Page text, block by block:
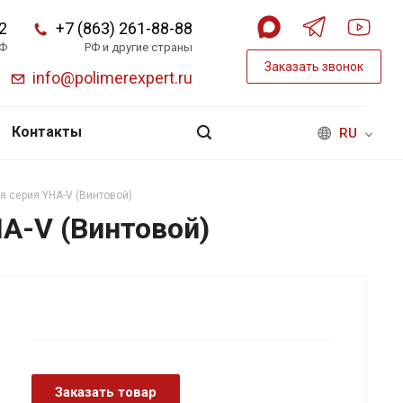
+7 (863) 261-88-88
РФ и другие страны
info@polimerexpert.ru
Заказать звонок
RU
Контакты
серия YHA-V (Винтовой)
V (Винтовой)
Заказать товар